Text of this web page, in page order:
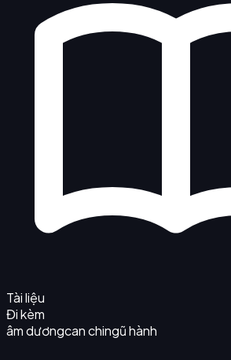
Tài liệu
Đi kèm
âm dươngcan chingũ hành